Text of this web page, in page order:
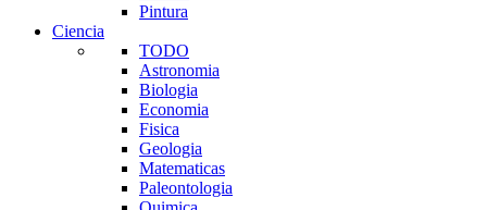
Pintura
Ciencia
TODO
Astronomia
Biologia
Economia
Fisica
Geologia
Matematicas
Paleontologia